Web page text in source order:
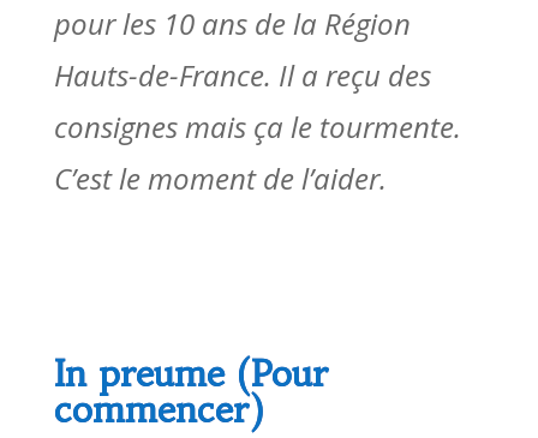
pour les 10 ans de la Région
Hauts-de-France. Il a reçu des
consignes mais ça le tourmente.
C’est le moment de l’aider.
In preume (Pour
commencer)